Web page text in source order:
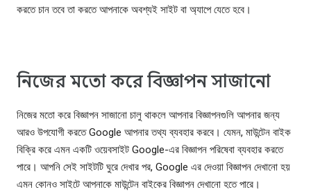
করতে চান তবে তা করতে আপনাকে অবশ্যই সাইট বা অ্যাপে যেতে হবে।
নিজের মতো করে বিজ্ঞাপন সাজানো
নিজের মতো করে বিজ্ঞাপন সাজানো চালু থাকলে আপনার বিজ্ঞাপনগুলি আপনার জন্য
আরও উপযোগী করতে Google আপনার তথ্য ব্যবহার করবে। যেমন, মাউন্টেন বাইক
বিক্রি করে এমন একটি ওয়েবসাইট Google-এর বিজ্ঞাপন পরিষেবা ব্যবহার করতে
পারে। আপনি সেই সাইটটি ঘুরে দেখার পর, Google এর দেওয়া বিজ্ঞাপন দেখানো হয়
এমন কোনও সাইটে আপনাকে মাউন্টেন বাইকের বিজ্ঞাপন দেখানো হতে পারে।